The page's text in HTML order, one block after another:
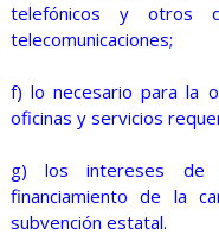
telefónicos y otros
telecomunicaciones;
f) lo necesario para la
oficinas y servicios
g) los intereses de
financiamiento de la
subvención estatal.